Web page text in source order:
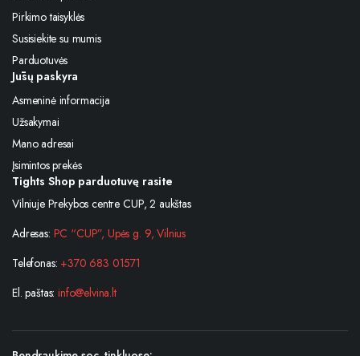
Pirkimo taisyklės
Susisiekite su mumis
Parduotuvės
Jūsų paskyra
Asmeninė informacija
Užsakymai
Mano adresai
Įsimintos prekės
Tights Shop parduotuvę rasite
Vilniuje Prekybos centre CUP, 2 aukštas
Adresas: PC “CUP”, Upės g. 9, Vilnius
Telefonas: +370 683 01571
El. paštas:info@elvina.lt